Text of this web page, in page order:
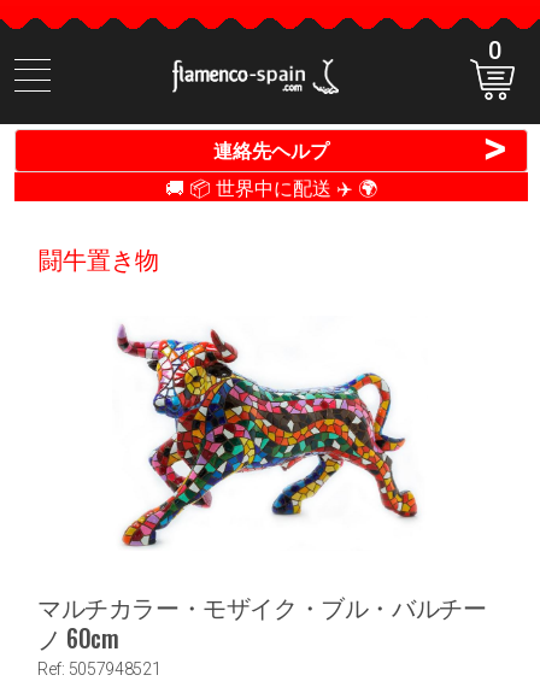
商
品
検
0
連絡先ヘルプ >
🚚 📦 世界中に配送 ✈️ 🌍
闘牛置き物
マルチカラー・モザイク・ブル・バルチー
ノ 60cm
Ref: 5057948521